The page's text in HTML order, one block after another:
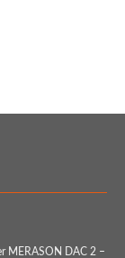
MERASON DAC 2 –